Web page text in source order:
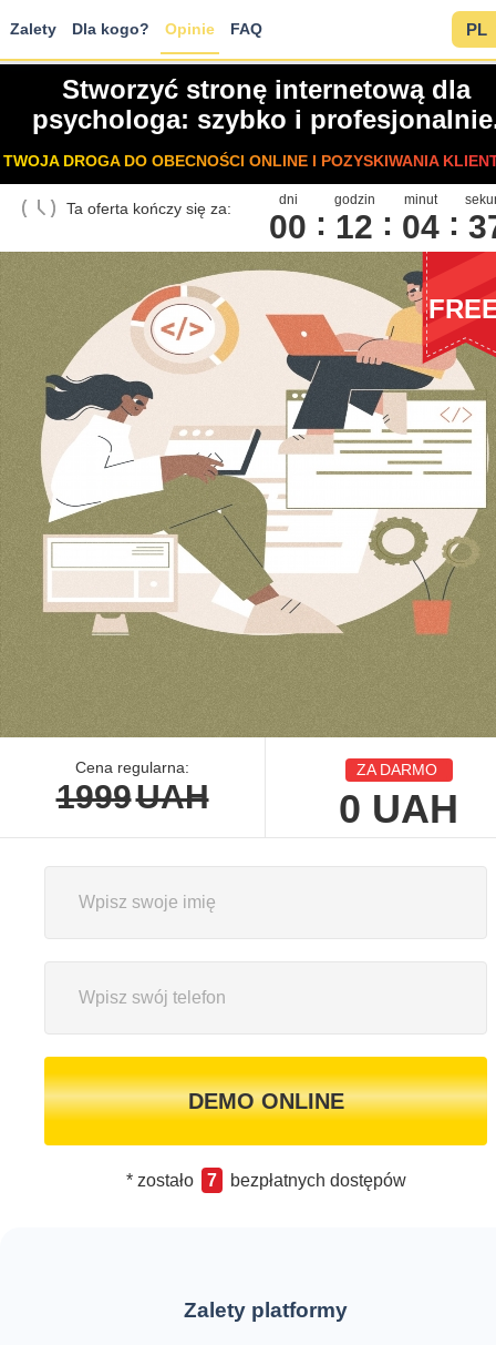
Zalety Dla kogo? Opinie FAQ PL
Stworzyć stronę internetową dla
psychologa: szybko i
TWOJA DROGA DO OBECNOŚCI ONLINE I POZYSKIWANIA
Ta oferta kończy się za: dni
00
godzin
12
minut
04 3
Cena regularna:
1999UAH
ZA DARMO
0 UAH
DEMO ONLINE
* zostało 7 bezpłatnych dostępów
Zalety platformy